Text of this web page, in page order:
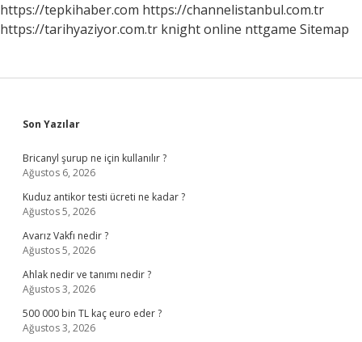
https://tepkihaber.com https://channelistanbul.com.tr
https://tarihyaziyor.com.tr knight online nttgame Sitemap
Sidebar
Son Yazılar
Bricanyl şurup ne için kullanılır ?
Ağustos 6, 2026
Kuduz antikor testi ücreti ne kadar ?
Ağustos 5, 2026
Avarız Vakfı nedir ?
Ağustos 5, 2026
Ahlak nedir ve tanımı nedir ?
Ağustos 3, 2026
500 000 bin TL kaç euro eder ?
Ağustos 3, 2026